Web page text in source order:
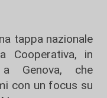
tappa nazionale
Cooperativa, in
Genova, che
con un focus su